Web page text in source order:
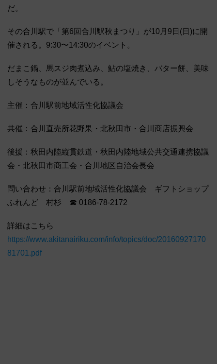
だ。
その合川駅で「第6回合川駅秋まつり」が10月9日(日)に開
催される。9:30〜14:30のイベント。
だまこ鍋、馬スジ肉煮込み、鮎の塩焼き、バター餅、美味
しそうなものが並んでいる。
主催：合川駅前地域活性化協議会
共催：合川直売所花野果・北秋田市・合川商店振興会
後援：秋田内陸縦貫鉄道・秋田内陸地域公共交通連携協議
会・北秋田市商工会・合川地区自治会長会
問い合わせ：合川駅前地域活性化協議会 ギフトショップ
ふれんど 村杉 ☎ 0186-78-2172
詳細はこちら
https://www.akitanairiku.com/info/topics/doc/20160927170
81701.pdf